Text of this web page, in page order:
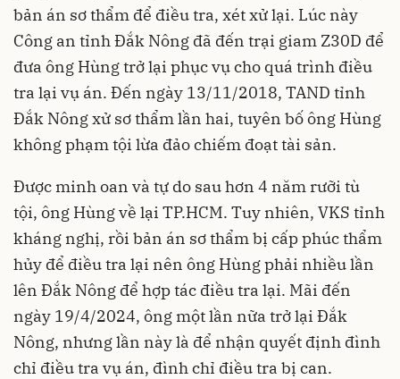
bản án sơ thẩm để điều tra, xét xử lại. Lúc này
Công an tỉnh Đắk Nông đã đến trại giam Z30D để
đưa ông Hùng trở lại phục vụ cho quá trình điều
tra lại vụ án. Đến ngày 13/11/2018, TAND tỉnh
Đắk Nông xử sơ thẩm lần hai, tuyên bố ông Hùng
không phạm tội lừa đảo chiếm đoạt tài sản.
Được minh oan và tự do sau hơn 4 năm rưỡi tù
tội, ông Hùng về lại TP.HCM. Tuy nhiên, VKS tỉnh
kháng nghị, rồi bản án sơ thẩm bị cấp phúc thẩm
hủy để điều tra lại nên ông Hùng phải nhiều lần
lên Đắk Nông để hợp tác điều tra lại. Mãi đến
ngày 19/4/2024, ông một lần nữa trở lại Đắk
Nông, nhưng lần này là để nhận quyết định đình
chỉ điều tra vụ án, đình chỉ điều tra bị can.